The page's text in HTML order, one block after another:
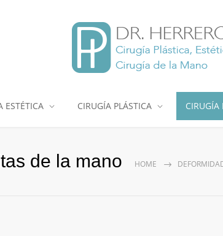
ESTÉTICA CIRUGÍA PLÁSTICA
de la mano HOME